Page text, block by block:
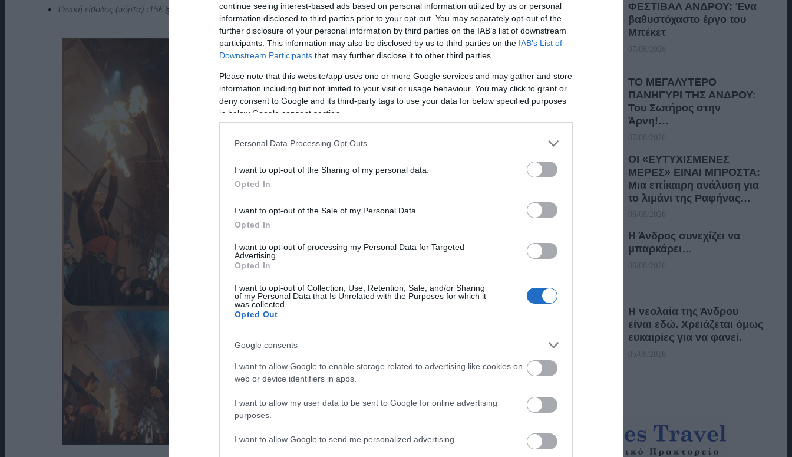
continue seeing interest-based ads based on personal information utilized by us or personal
information disclosed to third parties prior to your opt-out. You may separately opt-out of the
further disclosure of your personal information by third parties on the IAB’s list of downstream
participants. This information may also be disclosed by us to third parties on the IAB’s List of
Downstream Participants that may further disclose it to other third parties.
Please note that this website/app uses one or more Google services and may gather and store
information including but not limited to your visit or usage behaviour. You may click to grant or
deny consent to Google and its third-party tags to use your data for below specified purposes
in below Google consent section.
Personal Data Processing Opt Outs
I want to opt-out of the Sharing of my personal data.
Opted In
I want to opt-out of the Sale of my Personal Data.
Opted In
I want to opt-out of processing my Personal Data for Targeted
Advertising.
Opted In
I want to opt-out of Collection, Use, Retention, Sale, and/or Sharing
of my Personal Data that Is Unrelated with the Purposes for which it
was collected.
Opted Out
Google consents
I want to allow Google to enable storage related to advertising like cookies on
web or device identifiers in apps.
I want to allow my user data to be sent to Google for online advertising
purposes.
I want to allow Google to send me personalized advertising.
Γενική είσοδος (πόρτα) :15€ § Άνεργοι & φοιτητές (πόρτα) : 12€
ΦΕΣΤΙΒΑΛ ΑΝΔΡΟΥ: Ένα
βαθυστόχαστο έργο του
Μπέκετ
07/08/2026
ΤΟ ΜΕΓΑΛΥΤΕΡΟ
ΠΑΝΗΓΥΡΙ ΤΗΣ ΑΝΔΡΟΥ:
Του Σωτήρος στην
Άρνη!…
07/08/2026
ΟΙ «ΕΥΤΥΧΙΣΜΕΝΕΣ
ΜΕΡΕΣ» ΕΙΝΑΙ ΜΠΡΟΣΤΑ:
Μια επίκαιρη ανάλυση για
το λιμάνι της Ραφήνας…
06/08/2026
Η Άνδρος συνεχίζει να
μπαρκάρει…
06/08/2026
Η νεολαία της Άνδρου
είναι εδώ. Χρειάζεται όμως
ευκαιρίες για να φανεί.
05/08/2026